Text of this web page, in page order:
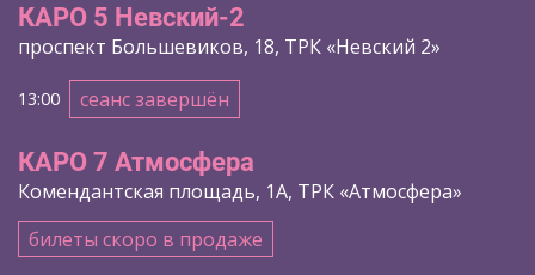
КАРО 5 Невский-2
проспект Большевиков, 18, ТРК «Невский 2»
13:00 сеанс завершён
КАРО 7 Атмосфера
Комендантская площадь, 1А, ТРК «Атмосфера»
билеты скоро в продаже